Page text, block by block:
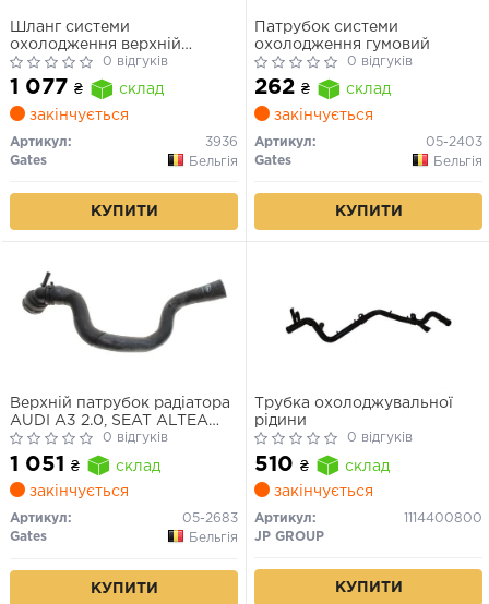
Шланг системи
охолодження верхній
(46мм/46мм) BMW 3 (E46)
1.6/1.9 12.97-07.06
0 відгуків
1 077 ₴
склад
закінчується
Артикул:
3936
Gates
Бельгія
КУПИТИ
Патрубок системи
охолодження гумовий
0 відгуків
262 ₴
склад
закінчується
Артикул:
05-2403
Gates
Бельгія
КУПИТИ
Верхній патрубок радіатора
AUDI A3 2.0, SEAT ALTEA
2.0, SEAT ALTEA FREETRACK
2.0, SEAT ALTEA XL 2.0, SEAT
LEON 2.0
0 відгуків
1 051 ₴
склад
закінчується
Артикул:
05-2683
Gates
Бельгія
КУПИТИ
Трубка охолоджувальної
рідини
0 відгуків
510 ₴
склад
закінчується
Артикул:
1114400800
JP GROUP
КУПИТИ